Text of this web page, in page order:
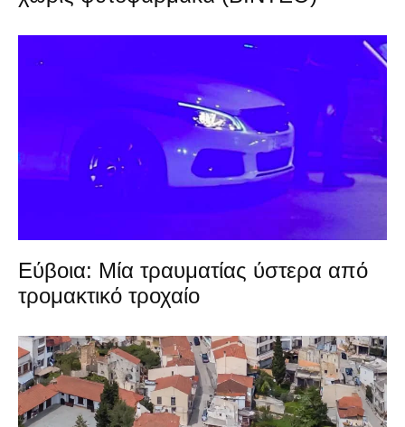
Εύβοια: Μία τραυματίας ύστερα από
τρομακτικό τροχαίο